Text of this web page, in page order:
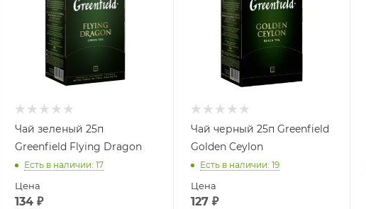
Чай зеленый 25п
Greenfield Flying Dragon
Есть в наличии: 17
Цена
134 ₽
Чай черный 25п Greenfield
Golden Ceylon
Есть в наличии: 19
Цена
127 ₽